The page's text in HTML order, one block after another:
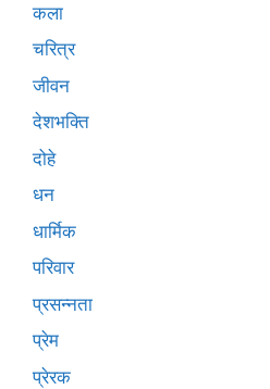
कला
चरित्र
जीवन
देशभक्ति
दोहे
धन
धार्मिक
परिवार
प्रसन्नता
प्रेम
प्रेरक